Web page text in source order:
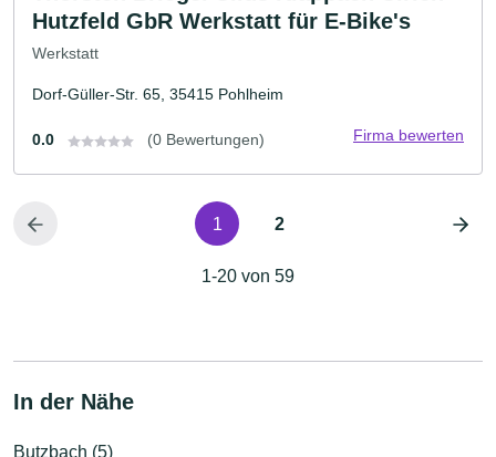
Hutzfeld GbR Werkstatt für E-Bike's
Werkstatt
Dorf-Güller-Str. 65, 35415 Pohlheim
0.0 (0 Bewertungen) Firma bewerten
1 2
1-20 von 59
In der Nähe
Butzbach (5)